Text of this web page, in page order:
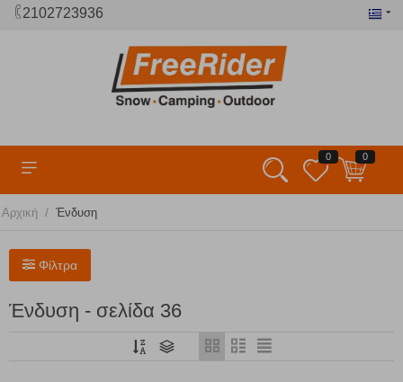
2102723936
0 0
Αρχική / Ένδυση
Φίλτρα
Ένδυση - σελίδα 36